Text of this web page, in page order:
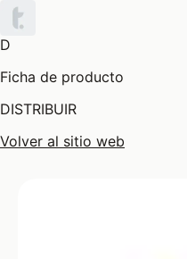
D
Ficha de producto
DISTRIBUIR
Volver al sitio web